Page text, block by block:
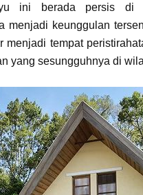
ini berada persis di
menjadi keunggulan
menjadi tempat
yang sesungguhnya di